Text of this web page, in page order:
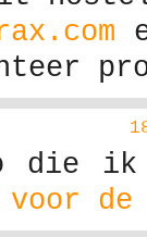
die ik